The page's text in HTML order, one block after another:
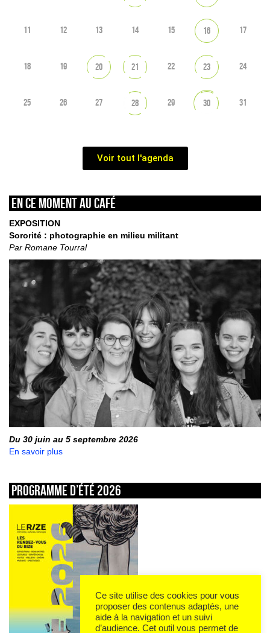
11 12 13 14 15 16 17
18 19 20 21 22 23 24
25 26 27 28 29 30 31
Voir tout l'agenda
En ce moment au café
EXPOSITION
Sororité : photographie en milieu militant
Par Romane Tourral
Du 30 juin au 5 septembre 2026
En savoir plus
Programme d’été 2026
Ce site utilise des cookies pour vous
proposer des contenus adaptés, une
aide à la navigation et un suivi
d’audience. Cet outil vous permet de